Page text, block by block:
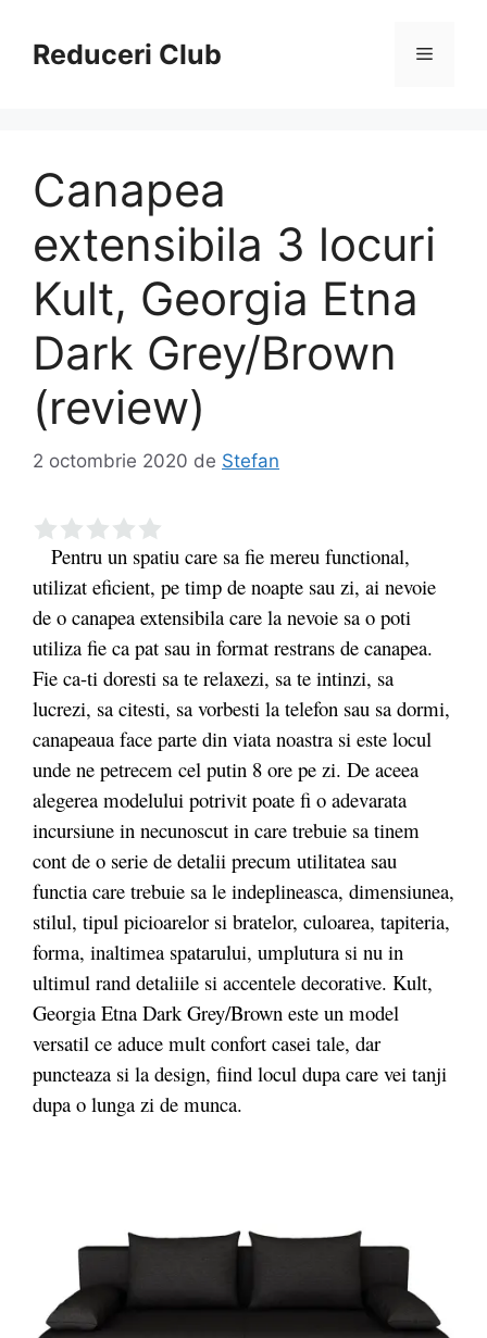
conținutReduceri Club Meniu
Canapea
extensibila 3 locuri
Kult, Georgia Etna
Dark Grey/Brown
(review)
2 octombrie 2020 de Stefan
Pentru un spatiu care sa fie mereu functional,
utilizat eficient, pe timp de noapte sau zi, ai nevoie
de o canapea extensibila care la nevoie sa o poti
utiliza fie ca pat sau in format restrans de canapea.
Fie ca-ti doresti sa te relaxezi, sa te intinzi, sa
lucrezi, sa citesti, sa vorbesti la telefon sau sa dormi,
canapeaua face parte din viata noastra si este locul
unde ne petrecem cel putin 8 ore pe zi. De aceea
alegerea modelului potrivit poate fi o adevarata
incursiune in necunoscut in care trebuie sa tinem
cont de o serie de detalii precum utilitatea sau
functia care trebuie sa le indeplineasca, dimensiunea,
stilul, tipul picioarelor si bratelor, culoarea, tapiteria,
forma, inaltimea spatarului, umplutura si nu in
ultimul rand detaliile si accentele decorative. Kult,
Georgia Etna Dark Grey/Brown este un model
versatil ce aduce mult confort casei tale, dar
puncteaza si la design, fiind locul dupa care vei tanji
dupa o lunga zi de munca.